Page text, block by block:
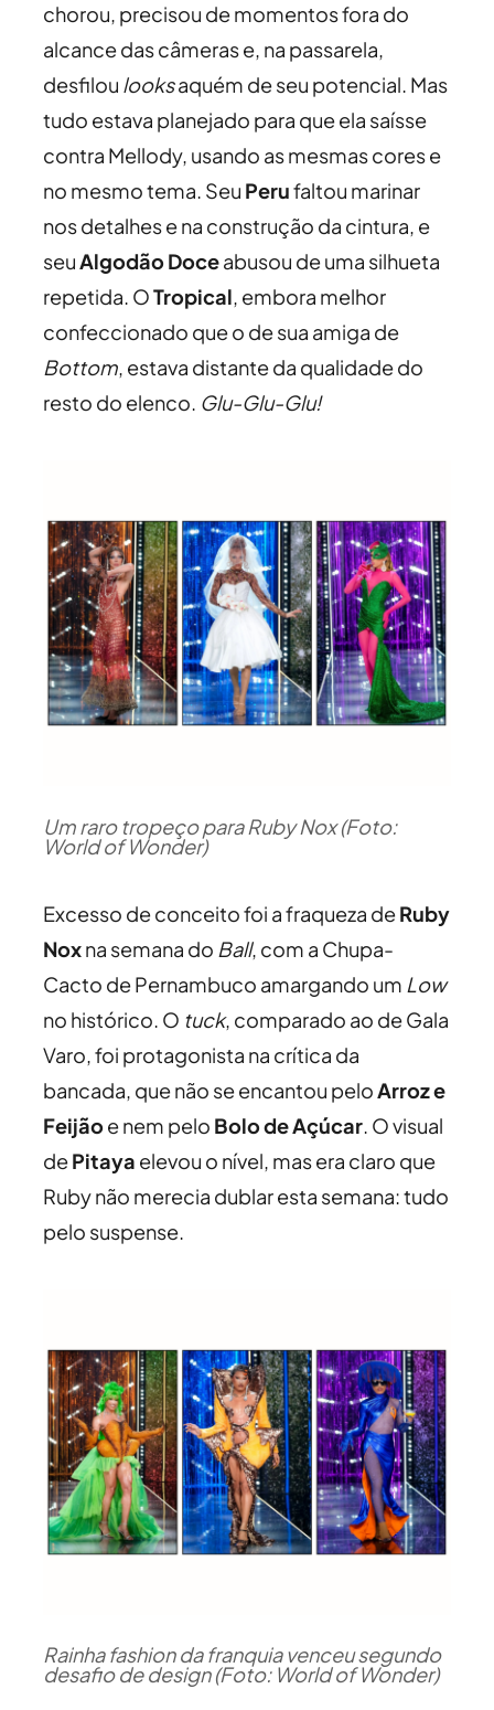
chorou, precisou de momentos fora do
alcance das câmeras e, na passarela,
desfilou looksaquém de seu potencial. Mas
tudo estava planejado para que ela saísse
contra Mellody, usando as mesmas cores e
no mesmo tema. Seu Perufaltou marinar
nos detalhes e na construção da cintura, e
seuAlgodão Doceabusou de uma silhueta
repetida. OTropical, embora melhor
confeccionado que o de sua amiga de
Bottom, estava distante da qualidade do
resto do elenco. Glu-Glu-Glu!
Um raro tropeço para Ruby Nox (Foto:
World of Wonder)
Excesso de conceito foi a fraqueza deRuby
Noxna semana do Ball, com a Chupa-
Cacto de Pernambuco amargando um Low
no histórico. O tuck, comparado ao de Gala
Varo, foi protagonista na crítica da
bancada, que não se encantou peloArroz e
Feijãoe nem pelo Bolo de Açúcar. O visual
dePitaya elevou o nível, mas era claro que
Ruby não merecia dublar esta semana: tudo
pelo suspense.
Rainha fashion da franquia venceu segundo
desafio de design (Foto: World of Wonder)